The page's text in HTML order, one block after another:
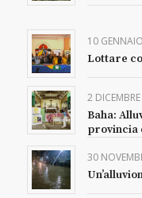
10
Lottare
2
Baha:
provincia
30